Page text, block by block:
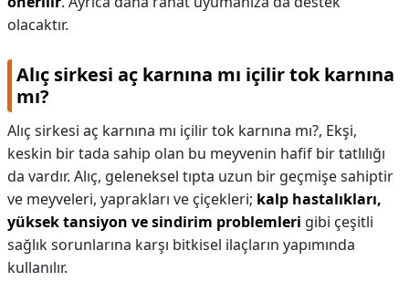
olacaktır.
Alıç sirkesi aç karnına mı içilir tok karnına
mı?
Alıç sirkesi aç karnına mı içilir tok karnına mı?, Ekşi,
keskin bir tada sahip olan bu meyvenin hafif bir tatlılığı
da vardır. Alıç, geleneksel tıpta uzun bir geçmişe sahiptir
ve meyveleri, yaprakları ve çiçekleri; kalp hastalıkları,
yüksek tansiyon ve sindirim problemleri gibi çeşitli
sağlık sorunlarına karşı bitkisel ilaçların yapımında
kullanılır.